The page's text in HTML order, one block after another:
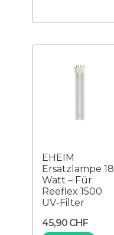
EHEIM
Ersatzlampe 18
Watt – Für
Reeflex 1500
UV-Filter
45,90 CHF